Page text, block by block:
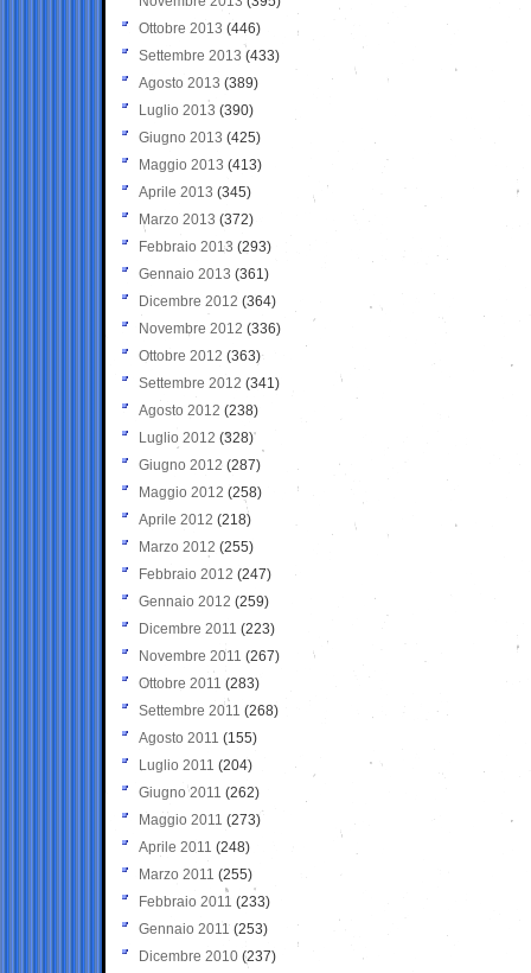
Ottobre 2013 (446)
Settembre 2013 (433)
Agosto 2013 (389)
Luglio 2013 (390)
Giugno 2013 (425)
Maggio 2013 (413)
Aprile 2013 (345)
Marzo 2013 (372)
Febbraio 2013 (293)
Gennaio 2013 (361)
Dicembre 2012 (364)
Novembre 2012 (336)
Ottobre 2012 (363)
Settembre 2012 (341)
Agosto 2012 (238)
Luglio 2012 (328)
Giugno 2012 (287)
Maggio 2012 (258)
Aprile 2012 (218)
Marzo 2012 (255)
Febbraio 2012 (247)
Gennaio 2012 (259)
Dicembre 2011 (223)
Novembre 2011 (267)
Ottobre 2011 (283)
Settembre 2011 (268)
Agosto 2011 (155)
Luglio 2011 (204)
Giugno 2011 (262)
Maggio 2011 (273)
Aprile 2011 (248)
Marzo 2011 (255)
Febbraio 2011 (233)
Gennaio 2011 (253)
Dicembre 2010 (237)